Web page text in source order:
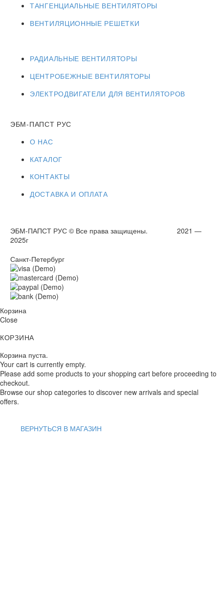
ТАНГЕНЦИАЛЬНЫЕ ВЕНТИЛЯТОРЫ
ВЕНТИЛЯЦИОННЫЕ РЕШЕТКИ
РАДИАЛЬНЫЕ ВЕНТИЛЯТОРЫ
ЦЕНТРОБЕЖНЫЕ ВЕНТИЛЯТОРЫ
ЭЛЕКТРОДВИГАТЕЛИ ДЛЯ ВЕНТИЛЯТОРОВ
ЭБМ-ПАПСТ РУС
О НАС
КАТАЛОГ
КОНТАКТЫ
ДОСТАВКА И ОПЛАТА
ЭБМ-ПАПСТ РУС © Все права защищены. 2021 —
2025г
Санкт-Петербург
Корзина
Close
КОРЗИНА
Корзина пуста.
Your cart is currently empty.
Please add some products to your shopping cart before proceeding to
checkout.
Browse our shop categories to discover new arrivals and special
offers.
ВЕРНУТЬСЯ В МАГАЗИН